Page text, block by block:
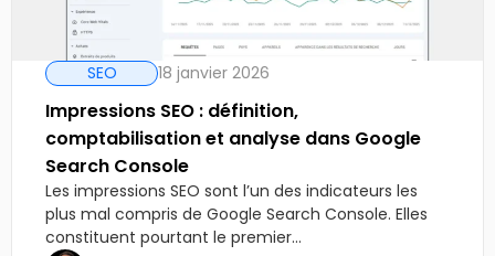
SEO 18 janvier 2026
Impressions SEO : définition,
comptabilisation et analyse dans Google
Search Console
Les impressions SEO sont l’un des indicateurs les
plus mal compris de Google Search Console. Elles
constituent pourtant le premier...